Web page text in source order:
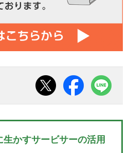
かすサービサーの活用